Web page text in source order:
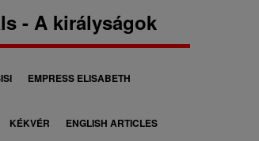
- A királyságok
EMPRESS ELISABETH
KÉKVÉR ENGLISH ARTICLES